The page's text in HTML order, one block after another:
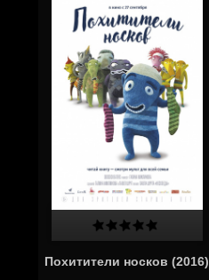
Похитители носков (2016)